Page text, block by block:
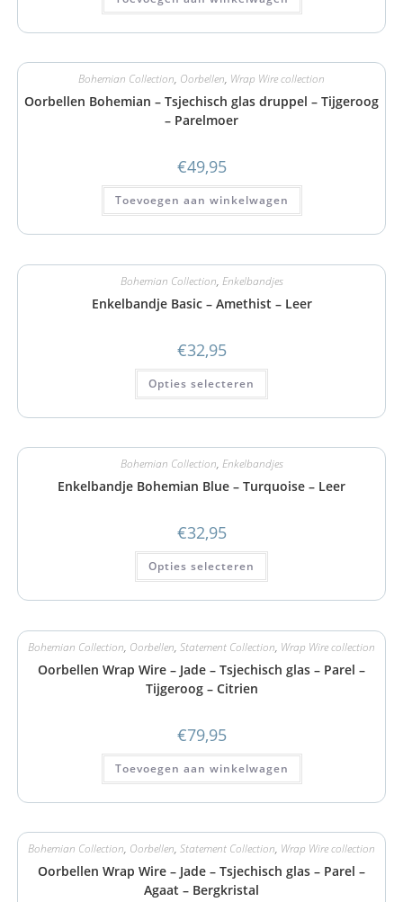
Bohemian Collection, Oorbellen, Wrap Wire collection
Oorbellen Bohemian – Tsjechisch glas druppel – Tijgeroog
– Parelmoer
€49,95
Toevoegen aan winkelwagen
Bohemian Collection, Enkelbandjes
Enkelbandje Basic – Amethist – Leer
€32,95
Opties selecteren
Bohemian Collection, Enkelbandjes
Enkelbandje Bohemian Blue – Turquoise – Leer
€32,95
Opties selecteren
Bohemian Collection, Oorbellen, Statement Collection, Wrap Wire collection
Oorbellen Wrap Wire – Jade – Tsjechisch glas – Parel –
Tijgeroog – Citrien
€79,95
Toevoegen aan winkelwagen
Bohemian Collection, Oorbellen, Statement Collection, Wrap Wire collection
Oorbellen Wrap Wire – Jade – Tsjechisch glas – Parel –
Agaat – Bergkristal